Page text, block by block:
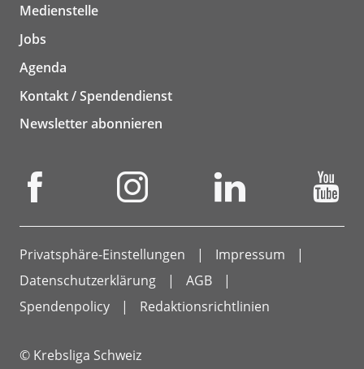
Medienstelle
Jobs
Agenda
Kontakt / Spendendienst
Newsletter abonnieren
Privatsphäre-Einstellungen
Impressum
Datenschutzerklärung
AGB
Spendenpolicy
Redaktionsrichtlinien
© Krebsliga Schweiz